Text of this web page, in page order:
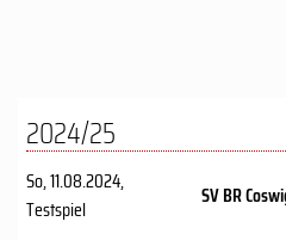
2024/25
So, 11.08.2024,
Testspiel
SV BR